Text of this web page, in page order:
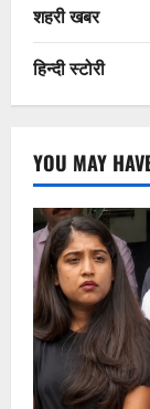
शहरी खबर
हिन्दी स्टोरी
YOU MAY